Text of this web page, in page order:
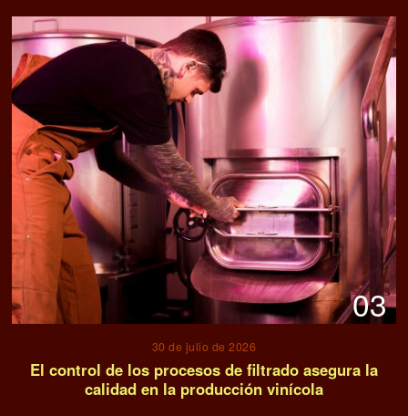
03
30 de julio de 2026
El control de los procesos de filtrado asegura la
calidad en la producción vinícola